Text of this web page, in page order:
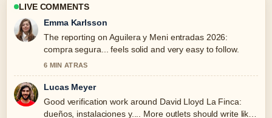
LIVE COMMENTS
Emma Karlsson
The reporting on Aguilera y Meni entradas 2026:
compra segura... feels solid and very easy to follow.
6 MIN ATRAS
Lucas Meyer
Good verification work around David Lloyd La Finca:
dueños, instalaciones y.... More outlets should write like